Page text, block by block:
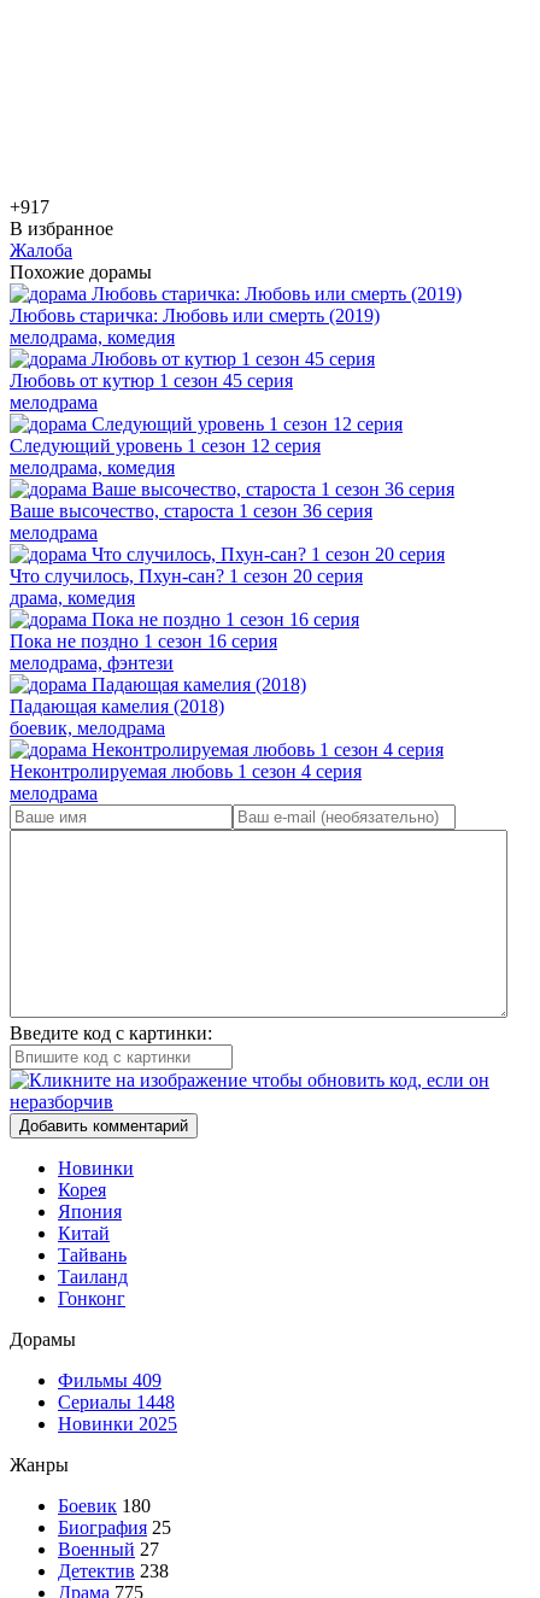
+917
В избранное
Жалоба
Похожие дорамы
Любовь старичка: Любовь или смерть (2019)
мелодрама, комедия
Любовь от кутюр 1 сезон 45 серия
мелодрама
Следующий уровень 1 сезон 12 серия
мелодрама, комедия
Ваше высочество, староста 1 сезон 36 серия
мелодрама
Что случилось, Пхун-сан? 1 сезон 20 серия
драма, комедия
Пока не поздно 1 сезон 16 серия
мелодрама, фэнтези
Падающая камелия (2018)
боевик, мелодрама
Неконтролируемая любовь 1 сезон 4 серия
мелодрама
Введите код с картинки:
Добавить комментарий
Новинки
Корея
Япония
Китай
Тайвань
Таиланд
Гонконг
Дорамы
Фильмы 409
Сериалы 1448
Новинки 2025
Жанры
Боевик 180
Биография 25
Военный 27
Детектив 238
Драма 775